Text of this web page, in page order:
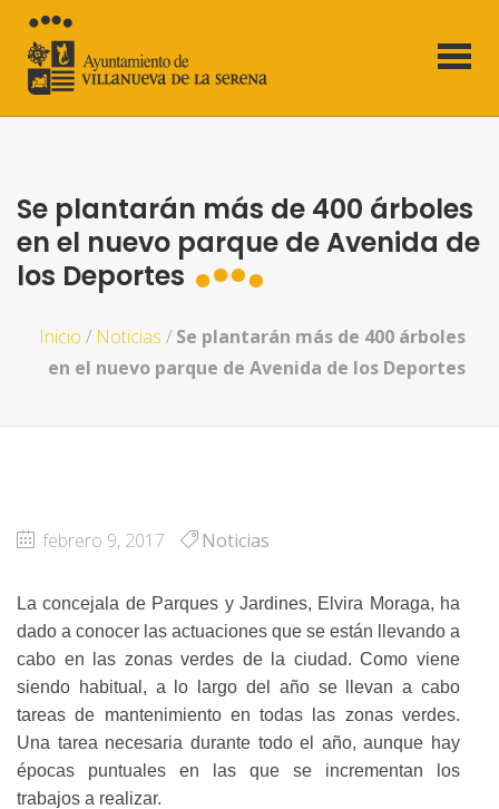
Se plantarán más de 400 árboles
en el nuevo parque de Avenida de
los Deportes
Inicio / Noticias / Se plantarán más de 400 árboles
en el nuevo parque de Avenida de los Deportes
febrero 9, 2017 Noticias
La concejala de Parques y Jardines, Elvira Moraga, ha
dado a conocer las actuaciones que se están llevando a
cabo en las zonas verdes de la ciudad. Como viene
siendo habitual, a lo largo del año se llevan a cabo
tareas de mantenimiento en todas las zonas verdes.
Una tarea necesaria durante todo el año, aunque hay
épocas puntuales en las que se incrementan los
trabajos a realizar.